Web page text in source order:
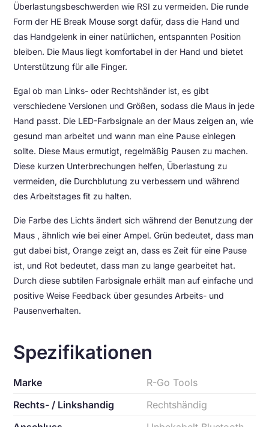
Überlastungsbeschwerden wie RSI zu vermeiden. Die runde
Form der HE Break Mouse sorgt dafür, dass die Hand und
das Handgelenk in einer natürlichen, entspannten Position
bleiben. Die Maus liegt komfortabel in der Hand und bietet
Unterstützung für alle Finger.
Egal ob man Links- oder Rechtshänder ist, es gibt
verschiedene Versionen und Größen, sodass die Maus in jede
Hand passt. Die LED-Farbsignale an der Maus zeigen an, wie
gesund man arbeitet und wann man eine Pause einlegen
sollte. Diese Maus ermutigt, regelmäßig Pausen zu machen.
Diese kurzen Unterbrechungen helfen, Überlastung zu
vermeiden, die Durchblutung zu verbessern und während
des Arbeitstages fit zu halten.
Die Farbe des Lichts ändert sich während der Benutzung der
Maus , ähnlich wie bei einer Ampel. Grün bedeutet, dass man
gut dabei bist, Orange zeigt an, dass es Zeit für eine Pause
ist, und Rot bedeutet, dass man zu lange gearbeitet hat.
Durch diese subtilen Farbsignale erhält man auf einfache und
positive Weise Feedback über gesundes Arbeits- und
Pausenverhalten.
Spezifikationen
Marke
R-Go Tools
Rechts- / Linkshandig
Rechtshändig